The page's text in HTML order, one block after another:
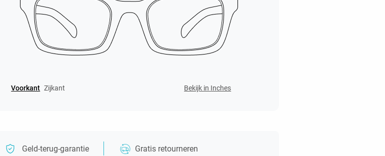
Voorkant Zijkant Bekijk in Inches
Geld-terug-garantie Gratis retourneren